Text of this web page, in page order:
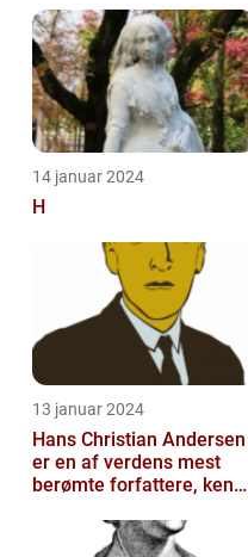
14 januar 2024
H
13 januar 2024
Hans Christian Andersen
er en af verdens mest
berømte forfattere, kendt
fortæll...